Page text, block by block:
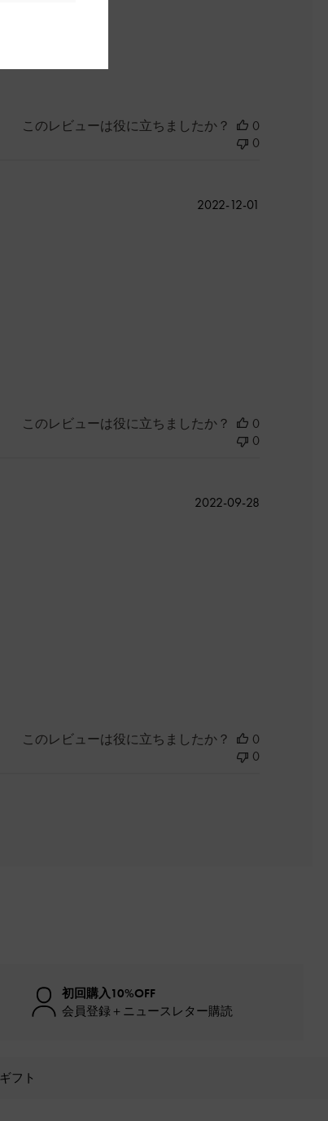
このレビューは役に立ちましたか？
0
0
2022-12-01
このレビューは役に立ちましたか？
0
0
公
2022-09-28
このレビューは役に立ちましたか？
0
0
初回購入10%OFF
会員登録＋ニュースレター購読
フト